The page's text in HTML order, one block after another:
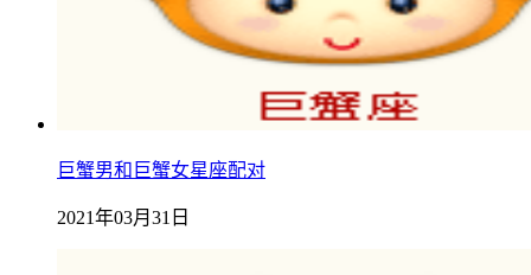
巨蟹男和巨蟹女星座配对
2021年03月31日